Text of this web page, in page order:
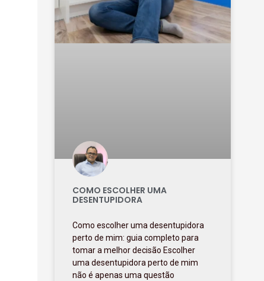
COMO ESCOLHER UMA
DESENTUPIDORA
Como escolher uma desentupidora
perto de mim: guia completo para
tomar a melhor decisão Escolher
uma desentupidora perto de mim
não é apenas uma questão